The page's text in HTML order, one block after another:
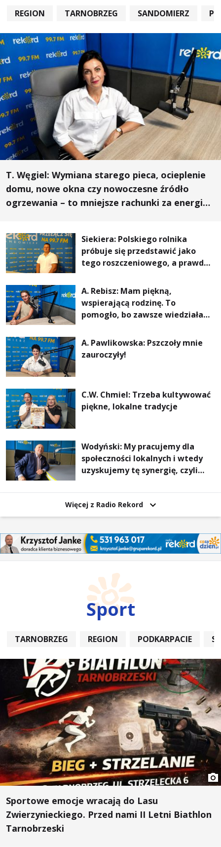
REGION TARNOBRZEG SANDOMIERZ
T. Węgiel: Wymiana starego pieca, ocieplenie
domu, nowe okna czy nowoczesne źródło
ogrzewania – to mniejsze rachunki za energię,
Siekiera: Polskiego rolnika
próbuje się przedstawić jako
tego roszczeniowego, a prawda
A. Rebisz: Mam piękną,
wspierającą rodzinę. To
pomogło, bo zawsze wiedziałam,
najważniejsza
A. Pawlikowska: Pszczoły mnie
zauroczyły!
C.W. Chmiel: Trzeba kultywować
piękne, lokalne tradycje
Wodyński: My pracujemy dla
społeczności lokalnych i wtedy
uzyskujemy tę synergię, czyli
Więcej z Radio Rekord
Sport
TARNOBRZEG REGION PODKARPACIE
Sportowe emocje wracają do Lasu
Zwierzynieckiego. Przed nami II Letni Biathlon
Tarnobrzeski